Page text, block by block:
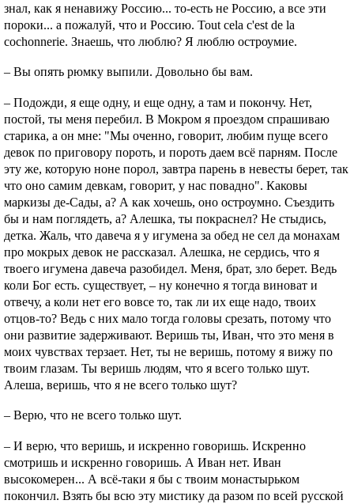
знал, как я ненавижу Россию... то-есть не Россию, а все эти
пороки... а пожалуй, что и Россию. Tout cela c'est de la
cochonnerie. Знаешь, что люблю? Я люблю остроумие.
– Вы опять рюмку выпили. Довольно бы вам.
– Подожди, я еще одну, и еще одну, а там и покончу. Нет,
постой, ты меня перебил. В Мокром я проездом спрашиваю
старика, а он мне: "Мы оченно, говорит, любим пуще всего
девок по приговору пороть, и пороть даем всё парням. После
эту же, которую ноне порол, завтра парень в невесты берет, так
что оно самим девкам, говорит, у нас повадно". Каковы
маркизы де-Сады, а? А как хочешь, оно остроумно. Съездить
бы и нам поглядеть, а? Алешка, ты покраснел? Не стыдись,
детка. Жаль, что давеча я у игумена за обед не сел да монахам
про мокрых девок не рассказал. Алешка, не сердись, что я
твоего игумена давеча разобидел. Меня, брат, зло берет. Ведь
коли Бог есть. существует, – ну конечно я тогда виноват и
отвечу, а коли нет его вовсе то, так ли их еще надо, твоих
отцов-то? Ведь с них мало тогда головы срезать, потому что
они развитие задерживают. Веришь ты, Иван, что это меня в
моих чувствах терзает. Нет, ты не веришь, потому я вижу по
твоим глазам. Ты веришь людям, что я всего только шут.
Алеша, веришь, что я не всего только шут?
– Верю, что не всего только шут.
– И верю, что веришь, и искренно говоришь. Искренно
смотришь и искренно говоришь. А Иван нет. Иван
высокомерен... А всё-таки я бы с твоим монастырьком
покончил. Взять бы всю эту мистику да разом по всей русской